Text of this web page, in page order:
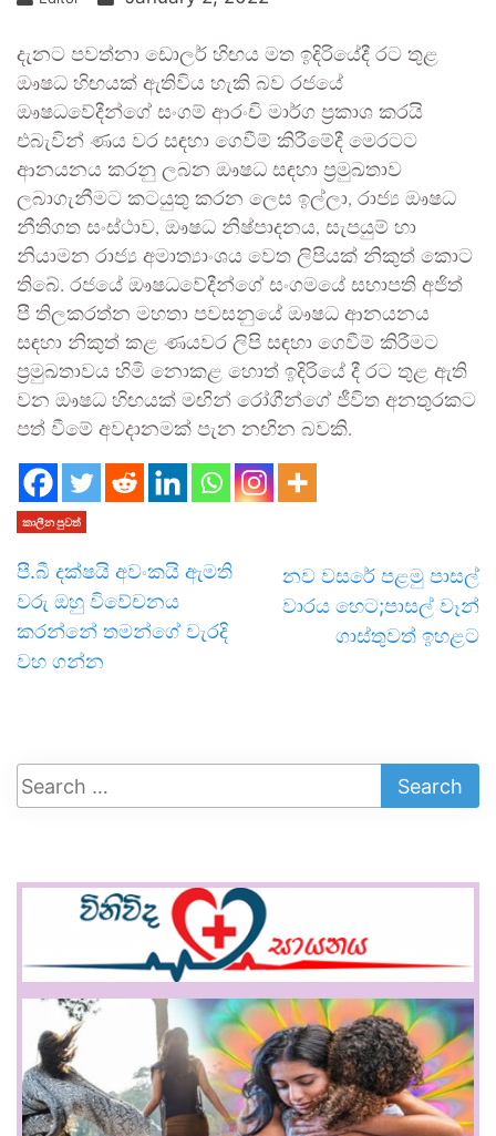
දැනට පවත්නා ඩොලර් හිඟය මත ඉදිරියේදී රට තුළ
ඖෂධ හිඟයක් ඇතිවිය හැකි බව රජයේ
ඖෂධවේදීන්ගේ සංගම් ආරංචි මාර්ග ප්‍රකාශ කරයි
එබැවින් ණය වර සඳහා ගෙවීම් කිරීමේදී මෙරටට
ආනයනය කරනු ලබන ඖෂධ සඳහා ප්‍රමුඛතාව
ලබාගැනීමට කටයුතු කරන ලෙස ඉල්ලා, රාජ්‍ය ඖෂධ
නීතිගත සංස්ථාව, ඖෂධ නිෂ්පාදනය, සැපයුම් හා
නියාමන රාජ්‍ය අමාත්‍යාංශය වෙත ලිපියක් නිකුත් කොට
තිබේ. රජයේ ඖෂධවේදීන්ගේ සංගමයේ සභාපති අජිත්
පී තිලකරත්න මහතා පවසනුයේ ඖෂධ ආනයනය
සඳහා නිකුත් කළ ණයවර ලිපි සඳහා ගෙවීම් කිරීමට
ප්‍රමුඛතාවය හිමි නොකළ හොත් ඉදිරියේ දී රට තුළ ඇති
වන ඖෂධ හිඟයක් මඟින් රෝගීන්ගේ ජීවිත අනතුරකට
පත් වීමේ අවදානමක් පැන නඟින බවකි.
කාලීන පුවත්
පී.බී දක්ෂයි අවංකයි ඇමති
වරු ඔහු විවේචනය
කරන්නේ තමන්ගේ වැරදි
වහ ගන්න
නව වසරේ පළමු පාසල්
වාරය හෙට;පාසල් වෑන්
ගාස්තුවත් ඉහළට